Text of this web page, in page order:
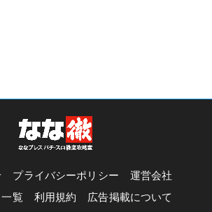
プライバシーポリシー
運営会社
覧
利用規約 広告掲載について